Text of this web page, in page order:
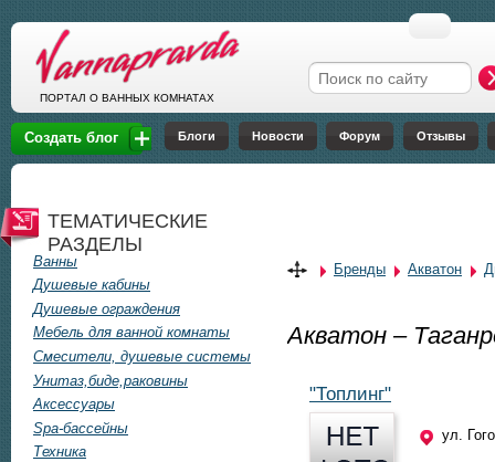
ПОРТАЛ О ВАННЫХ КОМНАТАХ Форма поиска
Создать блог Блоги Новости Форум Отзывы
ТЕМАТИЧЕСКИЕ
РАЗДЕЛЫ
Ванны
Душевые кабины
Душевые ограждения
Мебель для ванной комнаты
Смесители, душевые системы
Унитаз,биде,раковины
Аксессуары
Spa-бассейны
Техника
Бренды Акватон
Акватон –
"Топлинг"
ул.